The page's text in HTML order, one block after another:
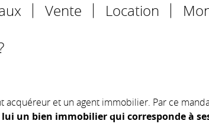
Vente Location
acquéreur et un agent immobilier. Par ce
un bien immobilier qui corresponde à